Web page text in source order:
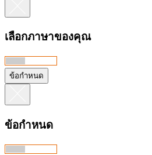
เลือกภาษาของคุณ
ข้อกำหนด
ข้อกำหนด